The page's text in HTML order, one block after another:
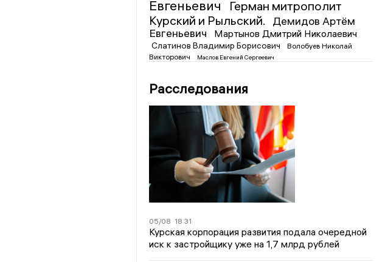
Евгеньевич
Герман митрополит
Курский и Рыльский.
Демидов Артём
Евгеньевич
Мартынов Дмитрий Николаевич
Слатинов Владимир Борисович
Волобуев Николай
Викторович
Маслов Евгений Сергеевич
Расследования
05/08 18:31
Курская корпорация развития подала очередной
иск к застройщику уже на 1,7 млрд рублей